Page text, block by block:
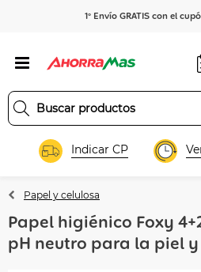
1º Envío GRATIS con el
Indicar CP
Papel y celulosa
Papel higiénico Foxy
pH neutro para la piel